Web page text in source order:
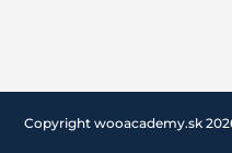
Copyright wooacademy.sk